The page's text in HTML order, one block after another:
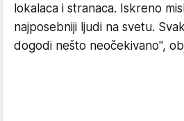
lokalaca i stranaca. Iskreno
najposebniji ljudi na svetu.
dogodi nešto neočekivano",